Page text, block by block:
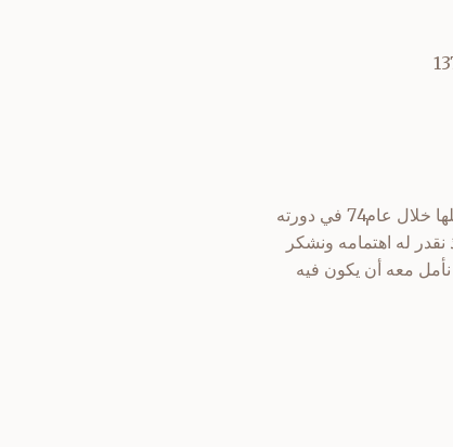
السلام عليكم ورحمة الله وبركاته وبعد , فقد رفع إلينا مجلس الشورى التقرير السنوي عن أعماله التي أكملها خلال عام74 في دورته
له اهتمامه ونشكر
معه أن يكون فيه